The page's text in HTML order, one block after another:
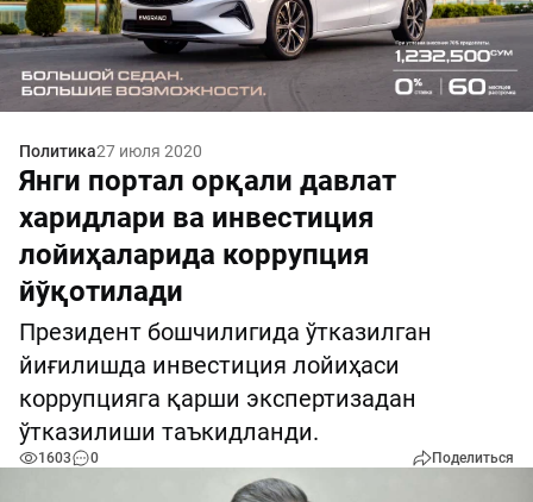
Политика27 июля 2020
Янги портал орқали давлат
харидлари ва инвестиция
лойиҳаларида коррупция
йўқотилади
Президент бошчилигида ўтказилган
йиғилишда инвестиция лойиҳаси
коррупцияга қарши экспертизадан
ўтказилиши таъкидланди.
1603 0 Поделиться